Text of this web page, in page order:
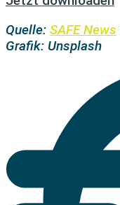
Quelle: SAFE News
Grafik: Unsplash